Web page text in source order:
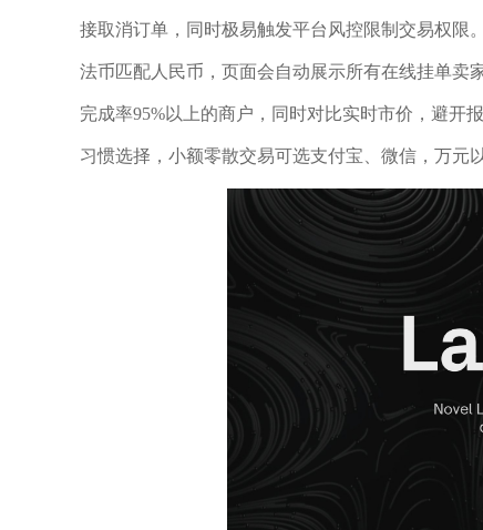
接取消订单，同时极易触发平台风控限制交易权限
法币匹配人民币，页面会自动展示所有在线挂单卖
完成率95%以上的商户，同时对比实时市价，避开
习惯选择，小额零散交易可选支付宝、微信，万元